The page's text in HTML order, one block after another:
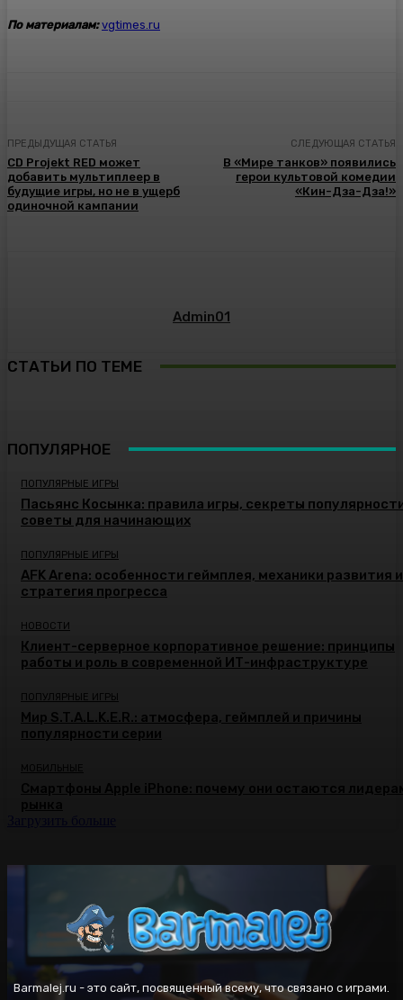
По материалам: vgtimes.ru
ПРЕДЫДУЩАЯ СТАТЬЯ
CD Projekt RED может
добавить мультиплеер в
будущие игры, но не в ущерб
одиночной кампании
СЛЕДУЮЩАЯ СТАТЬЯ
В «Мире танков» появились
герои культовой комедии
«Кин-Дза-Дза!»
Admin01
СТАТЬИ ПО ТЕМЕ
ПОПУЛЯРНОЕ
ПОПУЛЯРНЫЕ ИГРЫ
Пасьянс Косынка: правила игры, секреты
советы для начинающих
ПОПУЛЯРНЫЕ ИГРЫ
AFK Arena: особенности геймплея, механики развития и
стратегия прогресса
НОВОСТИ
Клиент-серверное корпоративное решение: принципы
работы и роль в современной ИТ-инфраструктуре
ПОПУЛЯРНЫЕ ИГРЫ
Мир S.T.A.L.K.E.R.: атмосфера, геймплей и причины
популярности серии
МОБИЛЬНЫЕ
Barmalej.ru - это сайт, посвященный всему, что связано с играми.